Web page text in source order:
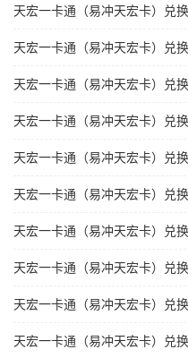
天宏一卡通（易冲天宏卡）兑
天宏一卡通（易冲天宏卡）兑
天宏一卡通（易冲天宏卡）兑
天宏一卡通（易冲天宏卡）兑
天宏一卡通（易冲天宏卡）兑
天宏一卡通（易冲天宏卡）兑
天宏一卡通（易冲天宏卡）兑
天宏一卡通（易冲天宏卡）兑
天宏一卡通（易冲天宏卡）兑
天宏一卡通（易冲天宏卡）兑